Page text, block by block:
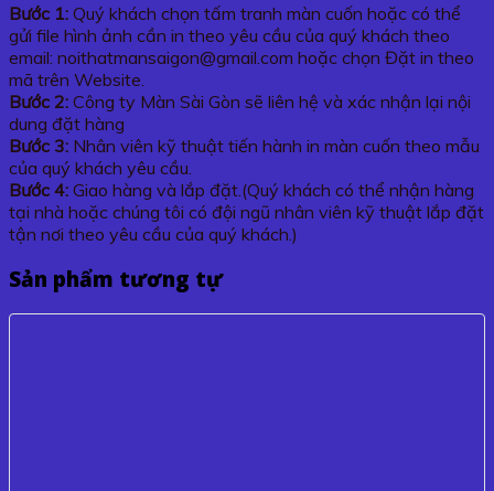
Bước 1: Quý khách chọn tấm tranh màn cuốn hoặc có thể
gửi file hình ảnh cần in theo yêu cầu của quý khách theo
email: noithatmansaigon@gmail.com hoặc chọn Đặt in theo
mã trên Website.
Bước 2: Công ty Màn Sài Gòn sẽ liên hệ và xác nhận lại nội
dung đặt hàng
Bước 3: Nhân viên kỹ thuật tiến hành in màn cuốn theo mẫu
của quý khách yêu cầu.
Bước 4: Giao hàng và lắp đặt.(Quý khách có thể nhận hàng
tại nhà hoặc chúng tôi có đội ngũ nhân viên kỹ thuật lắp đặt
tận nơi theo yêu cầu của quý khách.)
Sản phẩm tương tự